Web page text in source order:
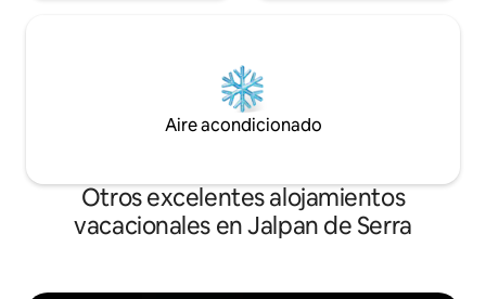
Aire acondicionado
Otros excelentes alojamientos
vacacionales en Jalpan de Serra